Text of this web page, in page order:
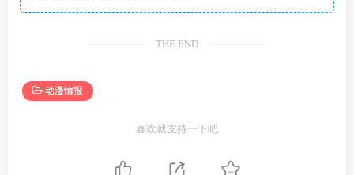
THE END
动漫情报
喜欢就支持一下吧